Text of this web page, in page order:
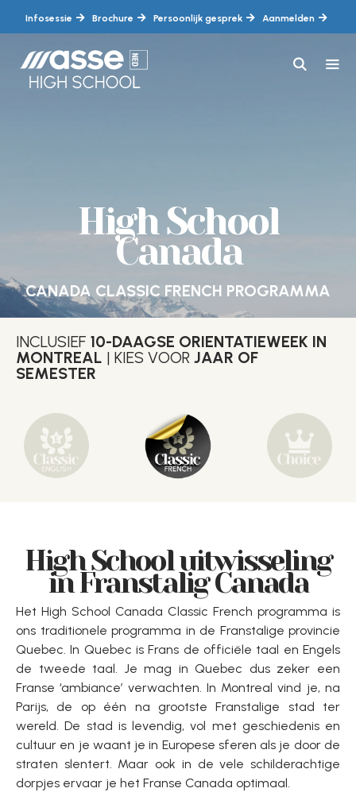
inhoud
Infosessie Brochure Persoonlijk gesprek Aanmelden
High School
Canada
CANADA CLASSIC FRENCH PROGRAMMA
INCLUSIEF 10-DAAGSE ORIENTATIEWEEK IN
MONTREAL | KIES VOOR JAAR OF
SEMESTER
High School uitwisseling
in Franstalig Canada
Het High School Canada Classic French programma is
ons traditionele programma in de Franstalige provincie
Quebec. In Quebec is Frans de officiële taal en Engels
de tweede taal. Je mag in Quebec dus zeker een
Franse ‘ambiance’ verwachten. In Montreal vind je, na
Parijs, de op één na grootste Franstalige stad ter
wereld. De stad is levendig, vol met geschiedenis en
cultuur en je waant je in Europese sferen als je door de
straten slentert. Maar ook in de vele schilderachtige
dorpjes ervaar je het Franse Canada optimaal.